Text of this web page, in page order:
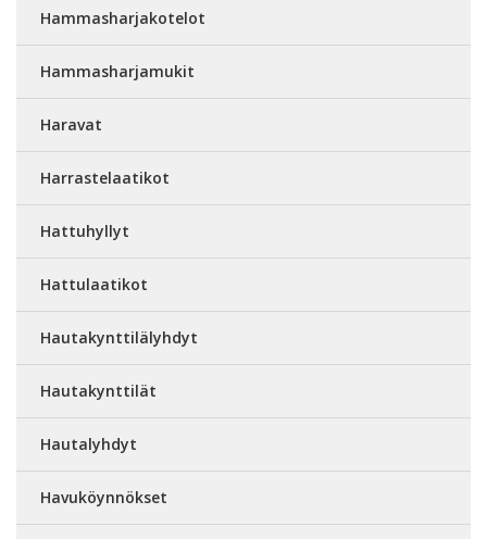
Hammasharjakotelot
Hammasharjamukit
Haravat
Harrastelaatikot
Hattuhyllyt
Hattulaatikot
Hautakynttilälyhdyt
Hautakynttilät
Hautalyhdyt
Havuköynnökset